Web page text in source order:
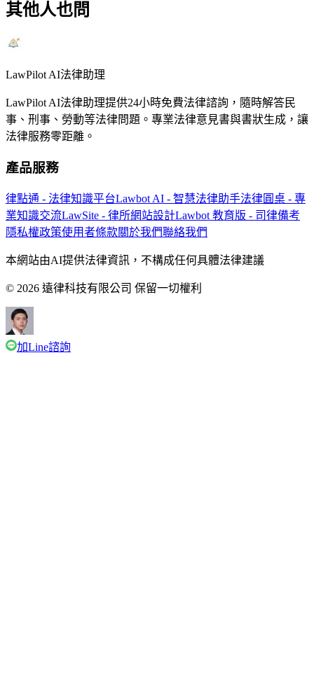
其他人也問
LawPilot AI法律助理
LawPilot AI法律助理提供24小時免費法律諮詢，隨時解答民
事、刑事、勞動等法律問題。專業法律意見書與書狀生成，讓
法律服務零距離。
產品服務
律點通 - 法律知識平台Lawbot AI - 智慧法律助手法律圓桌 - 專
業知識交流LawSite - 律所網站設計Lawbot 教育版 - 司律備考
隱私權政策使用者條款關於我們聯絡我們
本網站由AI提供法律資訊，不構成任何具體法律建議
© 2026 遠律科技有限公司 保留一切權利
加Line諮詢